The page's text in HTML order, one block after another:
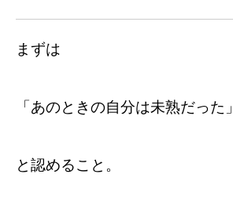
まずは
「あのときの自分は未熟だった」
と認めること。